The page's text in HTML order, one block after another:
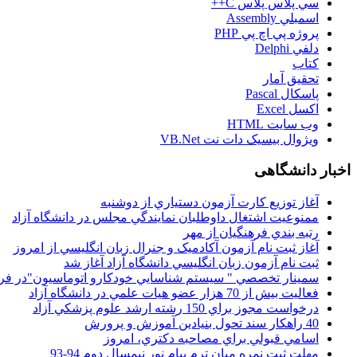
سي پلاس پلاس C++
اسمبلي Assembly
پروژه پي اچ پي PHP
دلفي Delphi
کتاب
تحقيق آمار
پاسکال Pascal
اکسل Excel
وب سايت HTML
ويژوال بيسيک دات نت VB.Net
اخبار دانشگاهی
آغاز توزيع کارت آزمون دستياري از دوشنبه
ممنوعيت اشتغال داوطلبان نمايندگي مجلس در دانشگاه آزاد
رتبه بندي فرهنگيان از مهر
آغاز ثبت نام آزمون آکادميک و جنرال زبان انگليسي از امروز
ثبت نام آزمون زبان انگليسي دانشگاه آزاد آغاز شد
سمينار تخصصي " سيستم شناسايي خودکارو اتوماسيون"در
فعاليت بيش از 70 هزار عضو هيات علمي در دانشگاه آزاد
درخواست مجوز براي 150 رشته ارشد علوم پزشکي آزاد
40 راهکار سند تحول بنيادين آموزش و پرورش
اسامي قبولي براي مصاحبه دکتري، امروز
مهلت ثبت نمره میان ترم پیام نور نیمسال دوم 94-93